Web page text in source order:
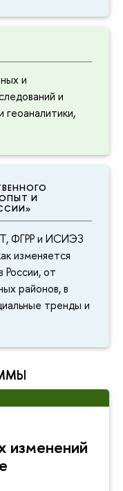
и
и
геоаналитики,
И
ФГРР и ИСИЭЗ
изменяется
России, от
районов, в
тренды и
изменений